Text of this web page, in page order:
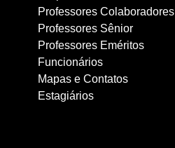
Professores Colaboradores
Professores Sênior
Professores Eméritos
Funcionários
Mapas e Contatos
Estagiários